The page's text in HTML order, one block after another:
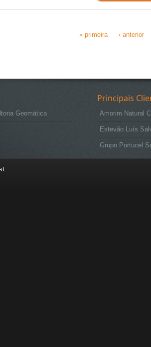
« primeira ‹ anterior
Geomática
Principais
Amorim Natural
Estevão Luís
Grupo Portucel